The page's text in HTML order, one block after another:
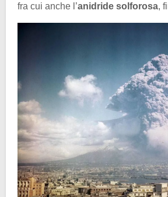
fra cui anche l’anidride solforosa,